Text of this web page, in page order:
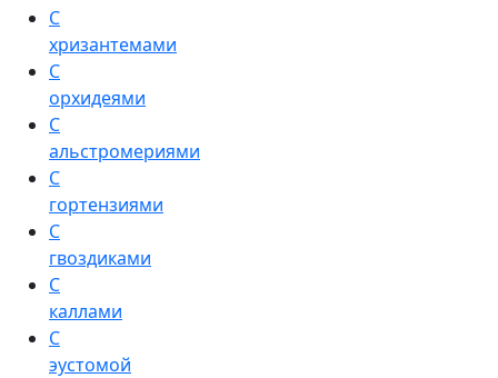
С
хризантемами
С
орхидеями
С
альстромериями
С
гортензиями
С
гвоздиками
С
каллами
С
эустомой